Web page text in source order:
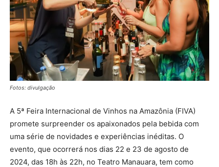
Fotos: divulgação
A 5ª Feira Internacional de Vinhos na Amazônia (FIVA)
promete surpreender os apaixonados pela bebida com
uma série de novidades e experiências inéditas. O
evento, que ocorrerá nos dias 22 e 23 de agosto de
2024, das 18h às 22h, no Teatro Manauara, tem como